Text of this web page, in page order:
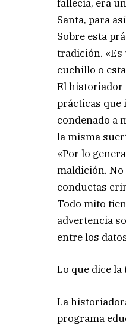
fallecía, era
Santa, para
Sobre esta
tradición. «Es
cuchillo o
El historiador
prácticas que
condenado a
la misma
«Por lo
maldición. No
conductas
Todo mito
advertencia
entre los
Lo que dice
La
programa